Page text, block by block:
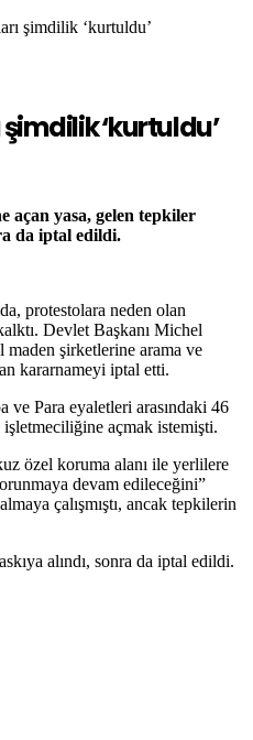
şimdilik ‘kurtuldu’
‘kurtuldu’
açan yasa, gelen tepkiler
da iptal edildi.
protestolara neden olan
Devlet Başkanı Michel
maden şirketlerine arama ve
kararnameyi iptal etti.
ve Para eyaletleri arasındaki 46
açmak istemişti.
özel koruma alanı ile yerlilere
devam edileceğini”
çalışmıştı, ancak tepkilerin
alındı, sonra da iptal edildi.